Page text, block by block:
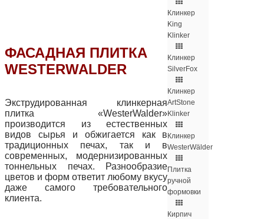
Клинкер
King
Klinker
Клинкер
SilverFox
Клинкер
ArtStone
Klinker
Клинкер
WesterWälder
Плитка
ручной
формовки
Кирпич
ФАСАДНАЯ ПЛИТКА
WESTERWALDER
Экструдированная клинкерная
плитка «WesterWalder»
производится из естественных
видов сырья и обжигается как в
традиционных печах, так и в
современных, модернизированных
тоннельных печах. Разнообразие
цветов и форм ответит любому вкусу
даже самого требовательного
клиента.